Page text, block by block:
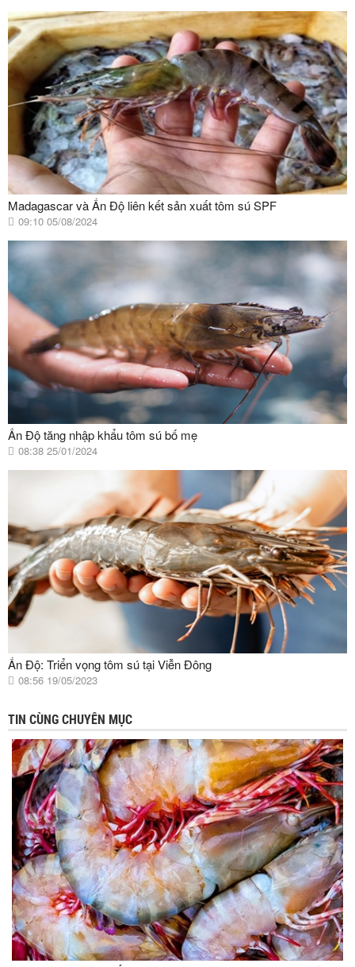
Madagascar và Ấn Độ liên kết sản xuất tôm sú SPF
09:10 05/08/2024
Ấn Độ tăng nhập khẩu tôm sú bố mẹ
08:38 25/01/2024
Ấn Độ: Triển vọng tôm sú tại Viễn Đông
08:56 19/05/2023
TIN CÙNG CHUYÊN MỤC